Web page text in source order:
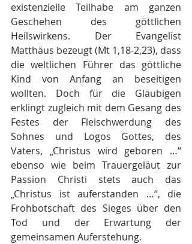
existenzielle Teilhabe am ganzen
Geschehen des göttlichen
Heilswirkens. Der Evangelist
Matthäus bezeugt (Mt 1,18-2,23), dass
die weltlichen Führer das göttliche
Kind von Anfang an beseitigen
wollten. Doch für die Gläubigen
erklingt zugleich mit dem Gesang des
Festes der Fleischwerdung des
Sohnes und Logos Gottes, des
Vaters, „Christus wird geboren …“
ebenso wie beim Trauergeläut zur
Passion Christi stets auch das
„Christus ist auferstanden …“, die
Frohbotschaft des Sieges über den
Tod und der Erwartung der
gemeinsamen Auferstehung.